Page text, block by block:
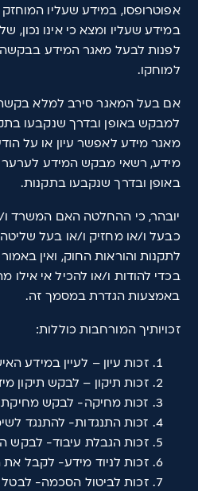
אפוטרופסו, במידע שעליו
במידע שעליו ומצא כי אינו נכון,
לפנות לבעל מאגר המידע
למוחקו.
אם בעל המאגר סירב למלא בקשה
למבקש באופן ובדרך שנקבעו
מאגר מידע לאפשר עיון או על
מידע, רשאי מבקש המידע
באופן ובדרך שנקבעו בתקנות.
יובהר, כי ההחלטה האם המשרד
כבעל ו/או מחזיק ו/או בעל
לתקנות והוראות החוק, ואין
בכדי להודות ו/או להכיל אי אילו
באמצעות הגדרת במסמך זה.
זכויותיך המורחבות כוללות:
זכות עיון – לעיין במידע
זכות תיקון – לבקש תיקון
זכות מחיקה- לבקש מחיקת
זכות התנגדות- להתנגד
זכות הגבלת עיבוד- לבקש
זכות לניוד מידע- לקבל
זכות לביטול הסכמה-